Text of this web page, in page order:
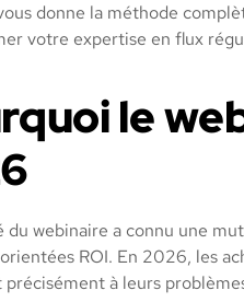
donne la méthode
votre expertise en flux
le
du webinaire a connu une
ROI. En 2026, les
précisément à leurs